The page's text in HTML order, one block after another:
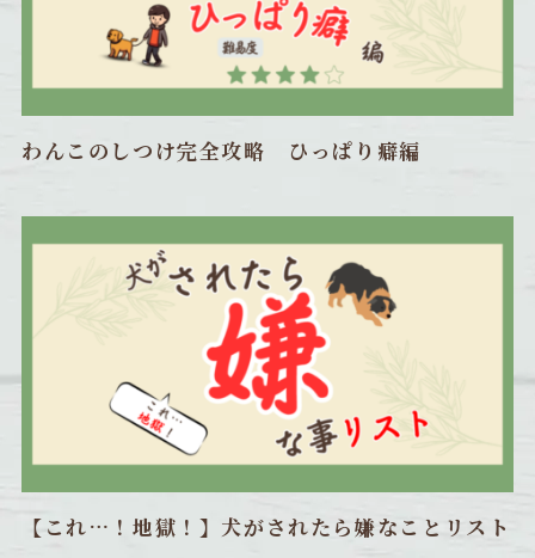
わんこのしつけ完全攻略 ひっぱり癖編
【これ…！地獄！】犬がされたら嫌なことリスト